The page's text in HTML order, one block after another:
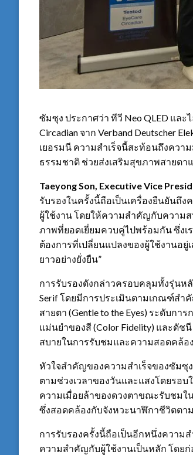
ซัมซุง ประกาศว่า ทีวี Neo QLED แล
Circadian จาก Verband Deutscher
เยอรมนี ความสำเร็จนี้สะท้อนถึงคว
ธรรมชาติ ช่วยส่งเสริมสุขภาพสายต
Taeyong Son, Executive Vice
รับรองในครั้งนี้ถือเป็นเครื่องยืนยัน
ผู้ใช้งาน โดยให้ความสำคัญกับความ
ภาพที่ยอดเยี่ยมควบคู่ไปพร้อมกัน ซึ่ง
ต้องการที่เปลี่ยนแปลงของผู้ใช้งานอ
ยาวอย่างยั่งยืน”
การรับรองดังกล่าวครอบคลุมทั้งรุ่นห
Serif โดยมีการประเมินตามเกณฑ์สำ
สายตา (Gentle to the Eyes) ระดับก
แม่นยำของสี (Color Fidelity) และดัช
สบายในการรับชมและความสอดคล้
หัวใจสำคัญของความสำเร็จของซัมซุ
ตามช่วงเวลาของวันและแสงโดยรอ
ความเมื่อยล้าของดวงตาขณะรับชมใ
ซึ่งสอดคล้องกับจังหวะนาฬิกาชีวิตตา
การรับรองครั้งนี้ถือเป็นอีกหนึ่งความ
ความสำคัญกับผู้ใช้งานเป็นหลัก โดยก่